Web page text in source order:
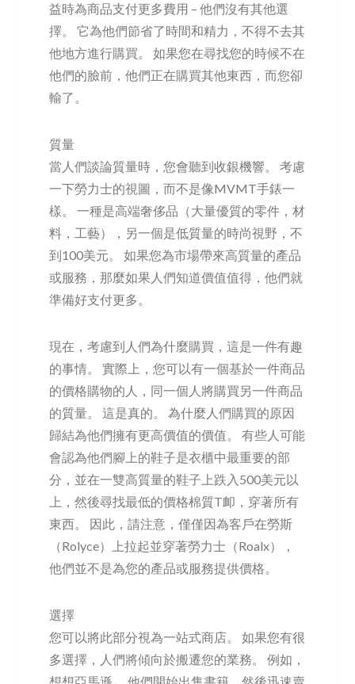
益時為商品支付更多費用 – 他們沒有其他選
擇。 它為他們節省了時間和精力，不得不去其
他地方進行購買。 如果您在尋找您的時候不在
他們的臉前，他們正在購買其他東西，而您卻
輸了。
質量
當人們談論質量時，您會聽到收銀機響。 考慮
一下勞力士的視圖，而不是像MVMT手錶一
樣。 一種是高端奢侈品（大量優質的零件，材
料，工藝），另一個是低質量的時尚視野，不
到100美元。 如果您為市場帶來高質量的產品
或服務，那麼如果人們知道價值值得，他們就
準備好支付更多。
現在，考慮到人們為什麼購買，這是一件有趣
的事情。 實際上，您可以有一個基於一件商品
的價格購物的人，同一個人將購買另一件商品
的質量。 這是真的。 為什麼人們購買的原因
歸結為他們擁有更高價值的價值。 有些人可能
會認為他們腳上的鞋子是衣櫃中最重要的部
分，並在一雙高質量的鞋子上跌入500美元以
上，然後尋找最低的價格棉質T卹，穿著所有
東西。 因此，請注意，僅僅因為客戶在勞斯
（Rolyce）上拉起並穿著勞力士（Roalx），
他們並不是為您的產品或服務提供價格。
選擇
您可以將此部分視為一站式商店。 如果您有很
多選擇，人們將傾向於搬遷您的業務。 例如，